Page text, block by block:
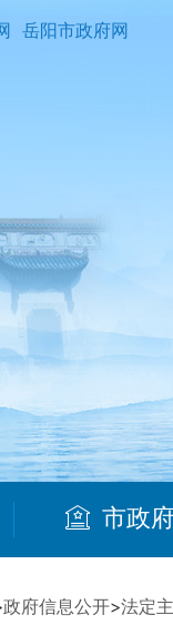
岳阳市政府网
市政府
政府信息公开>法定